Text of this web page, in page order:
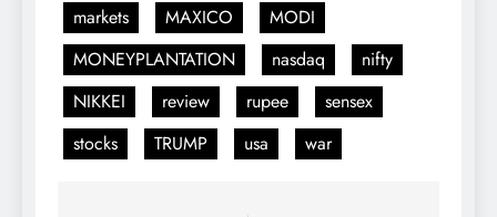
markets
MAXICO
MODI
MONEYPLANTATION
nasdaq
nifty
NIKKEI
review rupee
sensex
stocks
TRUMP usa war